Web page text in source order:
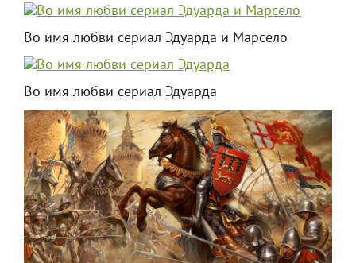
Во имя любви сериал Эдуарда и Марсело
Во имя любви сериал Эдуарда